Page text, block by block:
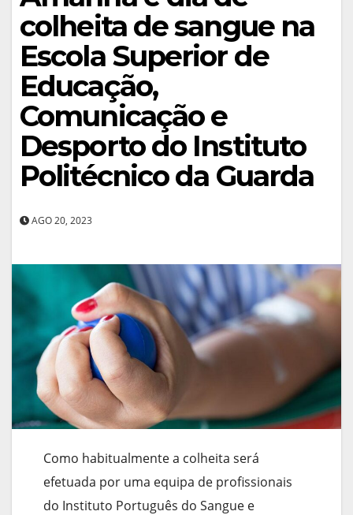
colheita de sangue na
Escola Superior de
Educação,
Comunicação e
Desporto do Instituto
Politécnico da Guarda
AGO 20, 2023
Como habitualmente a colheita será
efetuada por uma equipa de profissionais
do Instituto Português do Sangue e